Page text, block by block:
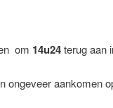
om 14u24terug aan
ongeveer aankomen